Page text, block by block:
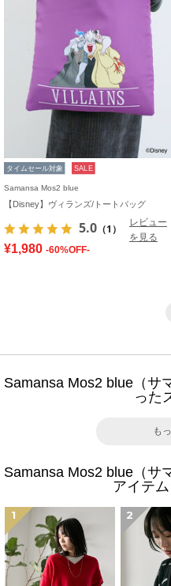
タイムセール対象 SALE
Samansa Mos2 blue
【Disney】ヴィランズ/トートバッグ
5.0 （1）
レビュー
を見る
¥1,980 -60%OFF-
Samansa Mos2 blue（サ
った
も
Samansa Mos2 blue（サ
アイテ
1 2